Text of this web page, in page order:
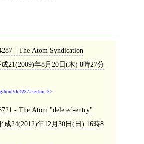
- The Atom Syndication
21(2009)年8月20日(木) 8時27分
html/rfc4287#section-5
- The Atom "deleted-entry"
成24(2012)年12月30日(日) 16時8